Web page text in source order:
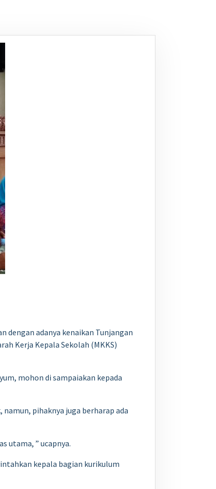
dengan adanya kenaikan Tunjangan
Kerja Kepala Sekolah (MKKS)
mohon di sampaiakan kepada
pihaknya juga berharap ada
utama, ” ucapnya.
kepala bagian kurikulum